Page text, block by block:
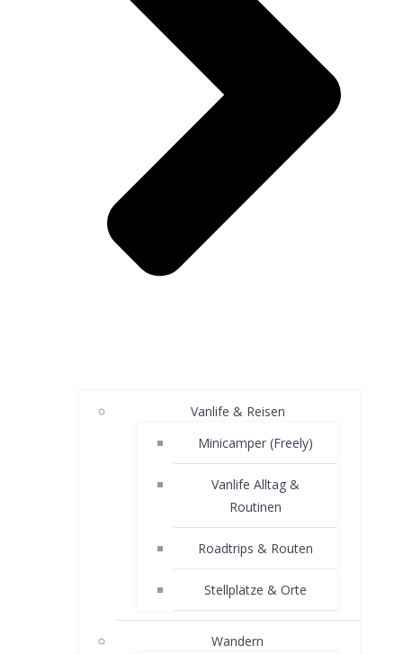
Vanlife & Reisen
Minicamper (Freely)
Vanlife Alltag &
Routinen
Roadtrips & Routen
Stellplätze & Orte
Wandern